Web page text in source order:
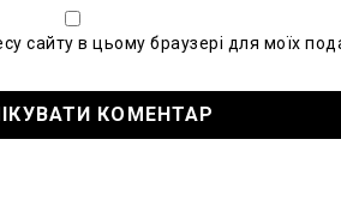
сайту в цьому браузері для моїх